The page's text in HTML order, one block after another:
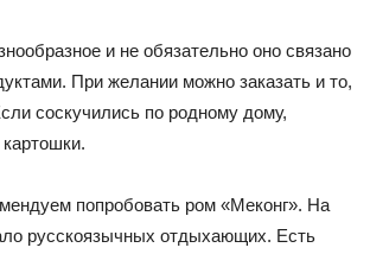
и не обязательно оно связано
При желании можно заказать и то,
соскучились по родному дому,
попробовать ром «Меконг». На
русскоязычных отдыхающих. Есть